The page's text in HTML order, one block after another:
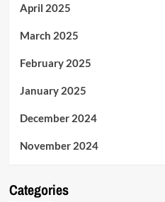
April 2025
March 2025
February 2025
January 2025
December 2024
November 2024
Categories